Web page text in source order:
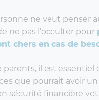
ne veut penser
ne pas l’occulter pour
chers en cas de
parents, il est essentiel
que pourrait avoir un
sécurité financière